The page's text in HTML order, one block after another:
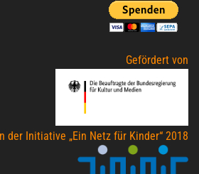
Gefördert von
der Initiative „Ein Netz für Kinder“ 2018